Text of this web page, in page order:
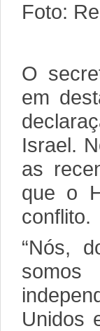
Foto:
O
em
Israel.
as
que o
conflito.
“Nós,
Unidos